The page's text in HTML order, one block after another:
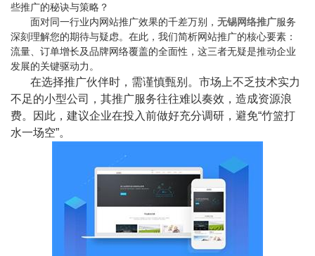
些推广的秘诀与策略？
面对同一行业内网站推广效果的千差万别， 无锡网络推广服务
深刻理解您的期待与疑虑。在此，我们简析网站推广的核心要素：
流量、订单增长及品牌网络覆盖的全面性，这三者无疑是推动企业
发展的关键驱动力。
在选择推广伙伴时，需谨慎甄别。市场上不乏技术实力
不足的小型公司，其推广服务往往难以奏效，造成资源浪
费。因此，建议企业在投入前做好充分调研，避免“竹篮打
水一场空”。